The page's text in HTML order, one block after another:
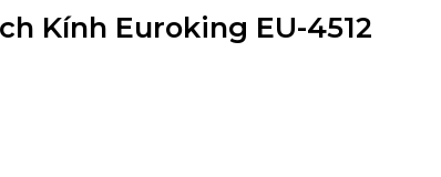
Kính Euroking EU-4512